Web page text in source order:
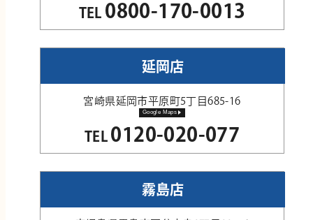
TEL 0800-170-0013
延岡店
宮崎県延岡市平原町5丁目685-16
Google Maps
TEL 0120-020-077
霧島店